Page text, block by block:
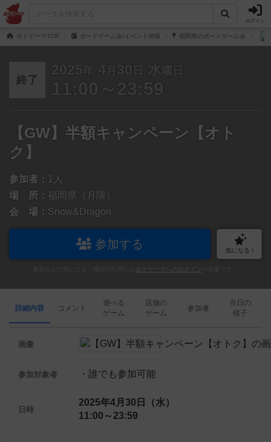
ログイン
ボドゲーマTOP ボードゲーム会/イベント情報 福岡県のボードゲーム会
終了
2025 年 4 月 30 日 水 曜日
11:00～23:59
【GW】半額キャンペーン【オト
ク】
参加者： 1人
場 所： 福岡県（月隈）
会 場： Snow&Dragon
参加する 気になる！
ボドゲーマへのログイン
詳細内容 コメント
遊べる
ゲーム
店舗の
ゲーム
参加者
当日の
様子
画像
参加対象者 ・誰でも参加可能
日時
2025年4月30日（水）
11:00～23:59